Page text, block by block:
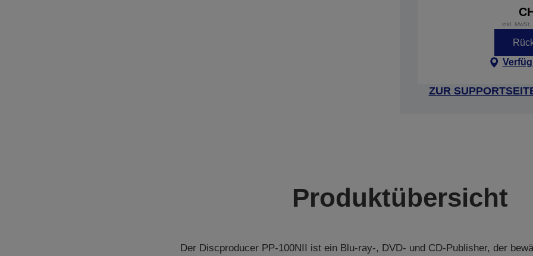
inkl.
ZUR
Produktübersicht
Der Discproducer PP-100NII ist ein Blu-ray-, DVD- und CD-Publisher, der